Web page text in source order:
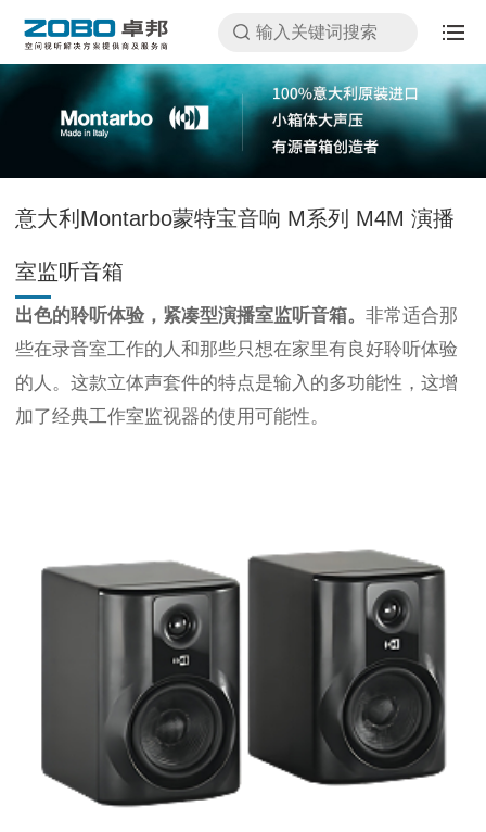
意大利Montarbo蒙特宝音响 M系列 M4M 演播
室监听音箱
出色的聆听体验，紧凑型演播室监听音箱。 非常适合那
些在录音室工作的人和那些只想在家里有良好聆听体验
的人。这款立体声套件的特点是输入的多功能性，这增
加了经典工作室监视器的使用可能性。